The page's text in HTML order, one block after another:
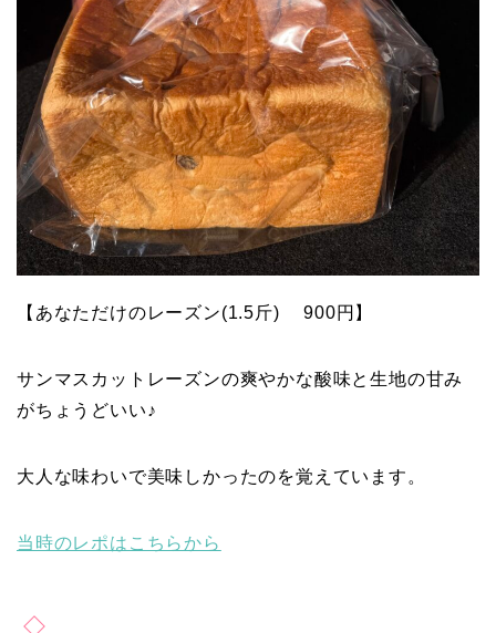
【あなただけのレーズン(1.5斤) 900円】
サンマスカットレーズンの爽やかな酸味と生地の甘み
がちょうどいい♪
大人な味わいで美味しかったのを覚えています。
当時のレポはこちらから